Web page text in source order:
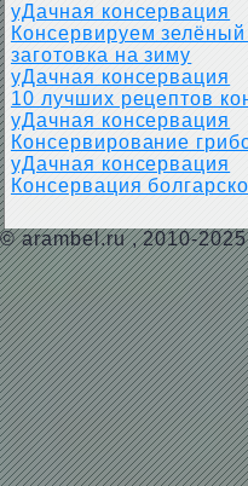
уДачная консервация
Консервируем
заготовка на зиму
уДачная консервация
10 лучших рецептов
уДачная консервация
Консервирование
уДачная консервация
Консервация
© arambel.ru, 2010-2025